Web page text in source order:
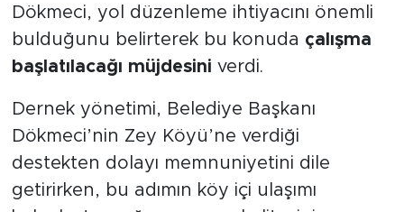
Dökmeci, yol düzenleme ihtiyacını önemli
bulduğunu belirterek bu konuda çalışma
başlatılacağı müjdesini verdi.
Dernek yönetimi, Belediye Başkanı
Dökmeci’nin Zey Köyü’ne verdiği
destekten dolayı memnuniyetini dile
getirirken, bu adımın köy içi ulaşımı